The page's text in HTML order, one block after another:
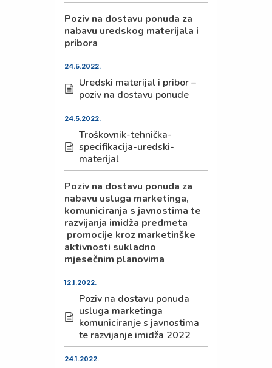
Poziv na dostavu ponuda za
nabavu uredskog materijala i
pribora
24.5.2022.
Uredski materijal i pribor –
poziv na dostavu ponude
24.5.2022.
Troškovnik-tehnička-
specifikacija-uredski-
materijal
Poziv na dostavu ponuda za
nabavu usluga marketinga,
komuniciranja s javnostima te
razvijanja imidža predmeta
promocije kroz marketinške
aktivnosti sukladno
mjesečnim planovima
12.1.2022.
Poziv na dostavu ponuda
usluga marketinga
komuniciranje s javnostima
te razvijanje imidža 2022
24.1.2022.